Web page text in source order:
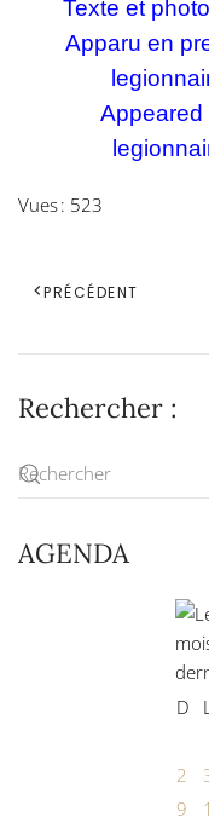
Texte et
Apparu en
Appeared
Vues : 523
PRÉCÉDENT
Rechercher :
AGENDA
D L
2
9